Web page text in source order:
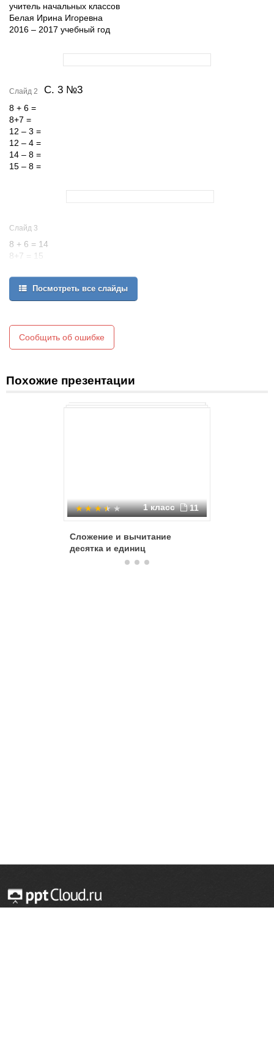
учитель начальных классов
Белая Ирина Игоревна
2016 – 2017 учебный год
Слайд 2 С. 3 №3
8 + 6 =
8+7 =
12 – 3 =
12 – 4 =
14 – 8 =
15 – 8 =
Слайд 3
8 + 6 = 14
8+7 = 15
12 – 4 =
14 – 8 =
15 – 8 =
Посмотреть все слайды
Сообщить об ошибке
Похожие презентации
1 класс 11
Сложение и вычитание
десятка и единиц